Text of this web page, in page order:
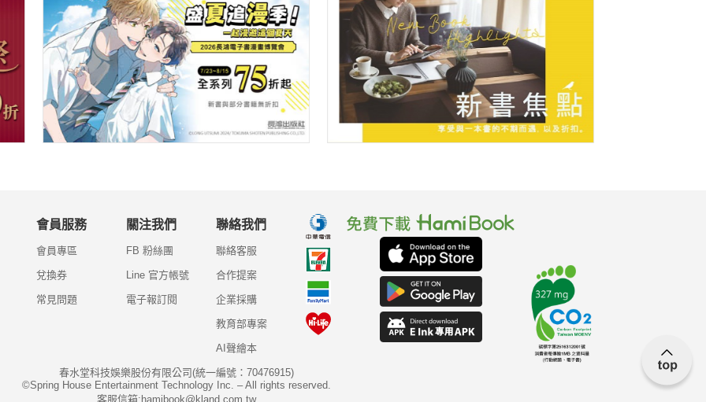
會員服務
會員專區
兌換券
常見問題
關注我們
FB 粉絲團
Line 官方帳號
電子報訂閱
聯絡我們
聯絡客服
合作提案
企業採購
教育部專案
AI聲繪本
春水堂科技娛樂股份有限公司(統一編號：70476915)
©Spring House Entertainment Technology Inc. – All rights reserved.
客服信箱:hamibook@kland.com.tw